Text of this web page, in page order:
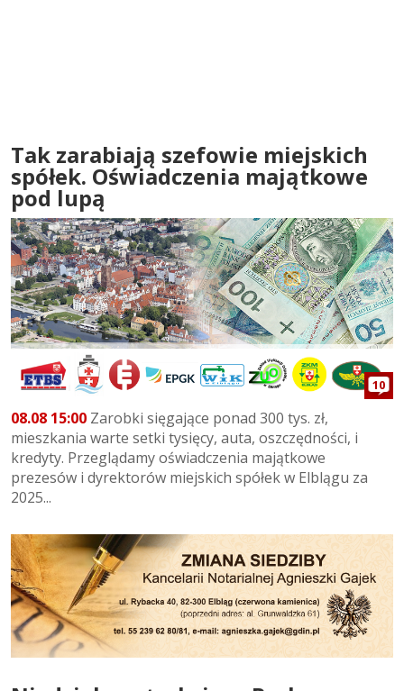
Tak zarabiają szefowie miejskich
spółek. Oświadczenia majątkowe
pod lupą
10
08.08 15:00 Zarobki sięgające ponad 300 tys. zł,
mieszkania warte setki tysięcy, auta, oszczędności, i
kredyty. Przeglądamy oświadczenia majątkowe
prezesów i dyrektorów miejskich spółek w Elblągu za
2025...